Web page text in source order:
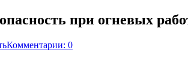
при огневых
Комментарии: 0